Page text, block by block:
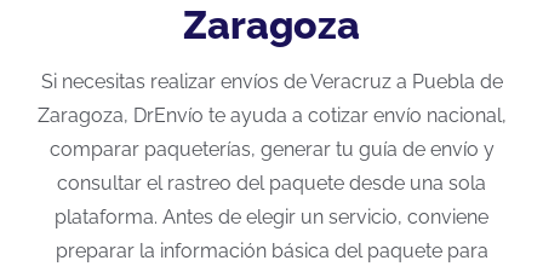
Zaragoza
Si necesitas realizar envíos de Veracruz a Puebla de
Zaragoza, DrEnvío te ayuda a cotizar envío nacional,
comparar paqueterías, generar tu guía de envío y
consultar el rastreo del paquete desde una sola
plataforma. Antes de elegir un servicio, conviene
preparar la información básica del paquete para